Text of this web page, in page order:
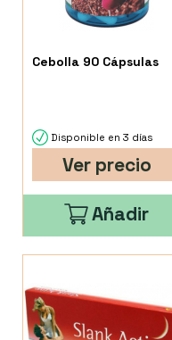
Cebolla 90 Cápsulas
Disponible en 3 días
Ver precio
Añadir